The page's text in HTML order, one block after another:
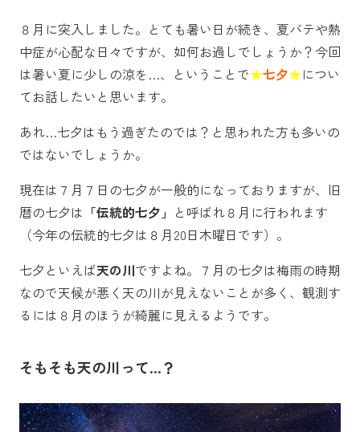
８月に突入しました。とても暑い日が続き、夏バテや熱
中症が心配な日々ですが、如何お過しでしょうか？今回
は暑い夏に少しの涼を…、ということで★七夕★につい
てお話したいと思います。
あれ…七夕はもう過ぎたのでは？と思われた方も多いの
ではないでしょうか。
現在は７月７日の七夕が一般的になっておりますが、旧
暦の七夕は 「伝統的七夕」 と呼ばれ８月に行われます
（今年の伝統的七夕は８月20日木曜日です）。
七夕といえば天の川ですよね。７月の七夕は梅雨の時期
なので天候が悪く天の川が見えないことが多く、観測す
るには８月のほうが綺麗に見えるようです。
そもそも天の川って…？